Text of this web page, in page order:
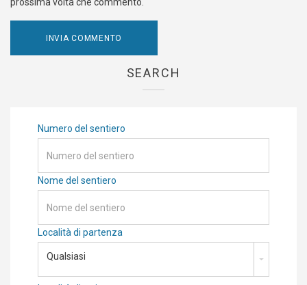
SEARCH
Numero del sentiero
Nome del sentiero
Località di partenza
Qualsiasi